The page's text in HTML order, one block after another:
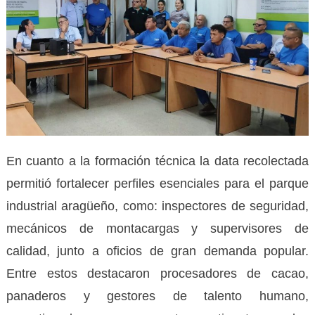
En cuanto a la formación técnica la data recolectada
permitió fortalecer perfiles esenciales para el parque
industrial aragüeño, como: inspectores de seguridad,
mecánicos de montacargas y supervisores de
calidad, junto a oficios de gran demanda popular.
Entre estos destacaron procesadores de cacao,
panaderos y gestores de talento humano,